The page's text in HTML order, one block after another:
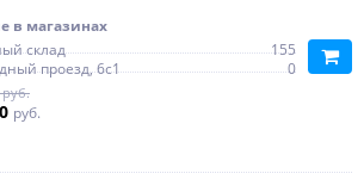
в магазинах
склад
155
проезд, 6с1
0
руб.
руб.